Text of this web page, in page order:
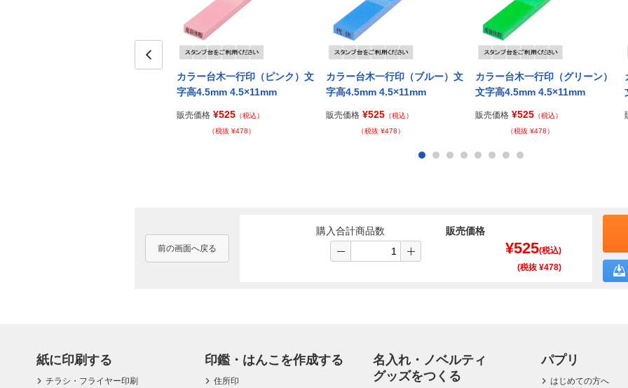
カラー台木一行印（ピンク）文
字高4.5mm 4.5×11mm
販売価格 ¥525 （税込）
（税抜 ¥478）
カラー台木一行印（ブルー）文
字高4.5mm 4.5×11mm
販売価格 ¥525 （税込）
（税抜 ¥478）
カラー台木一行印（グリーン）
文字高4.5mm 4.5×11mm
販売価格 ¥525 （税込）
（税抜 ¥478）
前の画面へ戻る
購入合計商品数 販売価格
¥525(税込)
(税抜 ¥478)
紙に印刷する
チラシ・フライヤー印刷
印鑑・はんこを作成する
住所印
名入れ・ノベルティ
グッズをつくる
パプリ
はじめての方へ